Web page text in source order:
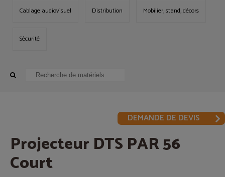
Cablage audiovisuel Distribution Mobilier, stand, décors
Sécurité
DEMANDE DE DEVIS
Projecteur DTS PAR 56
Court